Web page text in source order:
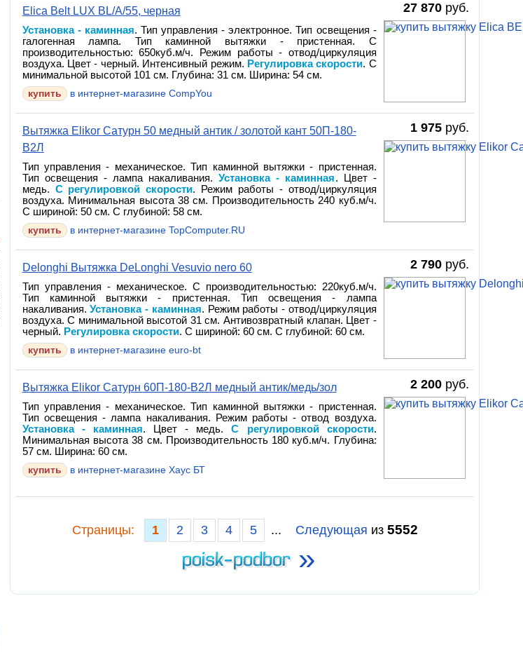
27 870руб.
Elica Belt LUX BL/A/55, черная
Установка - каминная. Тип управления - электронное. Тип освещения -
галогенная лампа. Тип каминной вытяжки - пристенная. С
производительностью: 650куб.м/ч. Режим работы - отвод/циркуляция
воздуха. Цвет - черный. Интенсивный режим. Регулировка скорости. С
минимальной высотой 101 см. Глубина: 31 см. Ширина: 54 см.
в интернет-магазине CompYou
1 975руб.
Вытяжка Elikor Сатурн 50 медный антик / золотой кант 50П-180-
В2Л
Тип управления - механическое. Тип каминной вытяжки - пристенная.
Тип освещения - лампа накаливания.Установка - каминная. Цвет -
медь. С регулировкой скорости. Режим работы - отвод/циркуляция
воздуха. Минимальная высота 38 см. Производительность 240 куб.м/ч.
С шириной: 50 см. С глубиной: 58 см.
в интернет-магазине TopComputer.RU
2 790руб.
Delonghi Вытяжка DeLonghi Vesuvio nero 60
Тип управления - механическое. С производительностью: 220куб.м/ч.
Тип каминной вытяжки - пристенная. Тип освещения - лампа
накаливания.Установка - каминная. Режим работы - отвод/циркуляция
воздуха. С минимальной высотой 31 см. Антивозвратный клапан. Цвет -
черный. Регулировка скорости. С шириной: 60 см. С глубиной: 60 см.
в интернет-магазине euro-bt
2 200руб.
Вытяжка Elikor Сатурн 60П-180-В2Л медный антик/медь/зол
Тип управления - механическое. Тип каминной вытяжки - пристенная.
Тип освещения - лампа накаливания. Режим работы - отвод воздуха.
Установка - каминная. Цвет - медь.С регулировкой скорости.
Минимальная высота 38 см. Производительность 180 куб.м/ч. Глубина:
57 см. Ширина: 60 см.
в интернет-магазине Хаус БТ
Cтраницы: 1 2 3 4 5 ... Следующая из 5552
»